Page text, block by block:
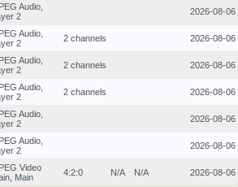
Audio,
2
2026-08-06
Audio,
2
2 channels 2026-08-06
Audio,
2
2 channels 2026-08-06
Audio,
2
2 channels 2026-08-06
Audio,
2
2026-08-06
Audio,
2
2026-08-06
Video
Main
4:2:0 N/A N/A 2026-08-06